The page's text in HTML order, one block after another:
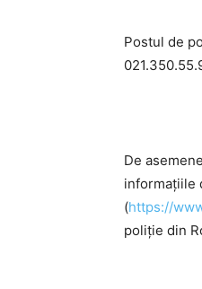
Postul de
De
informațiile
(https://
poliție din